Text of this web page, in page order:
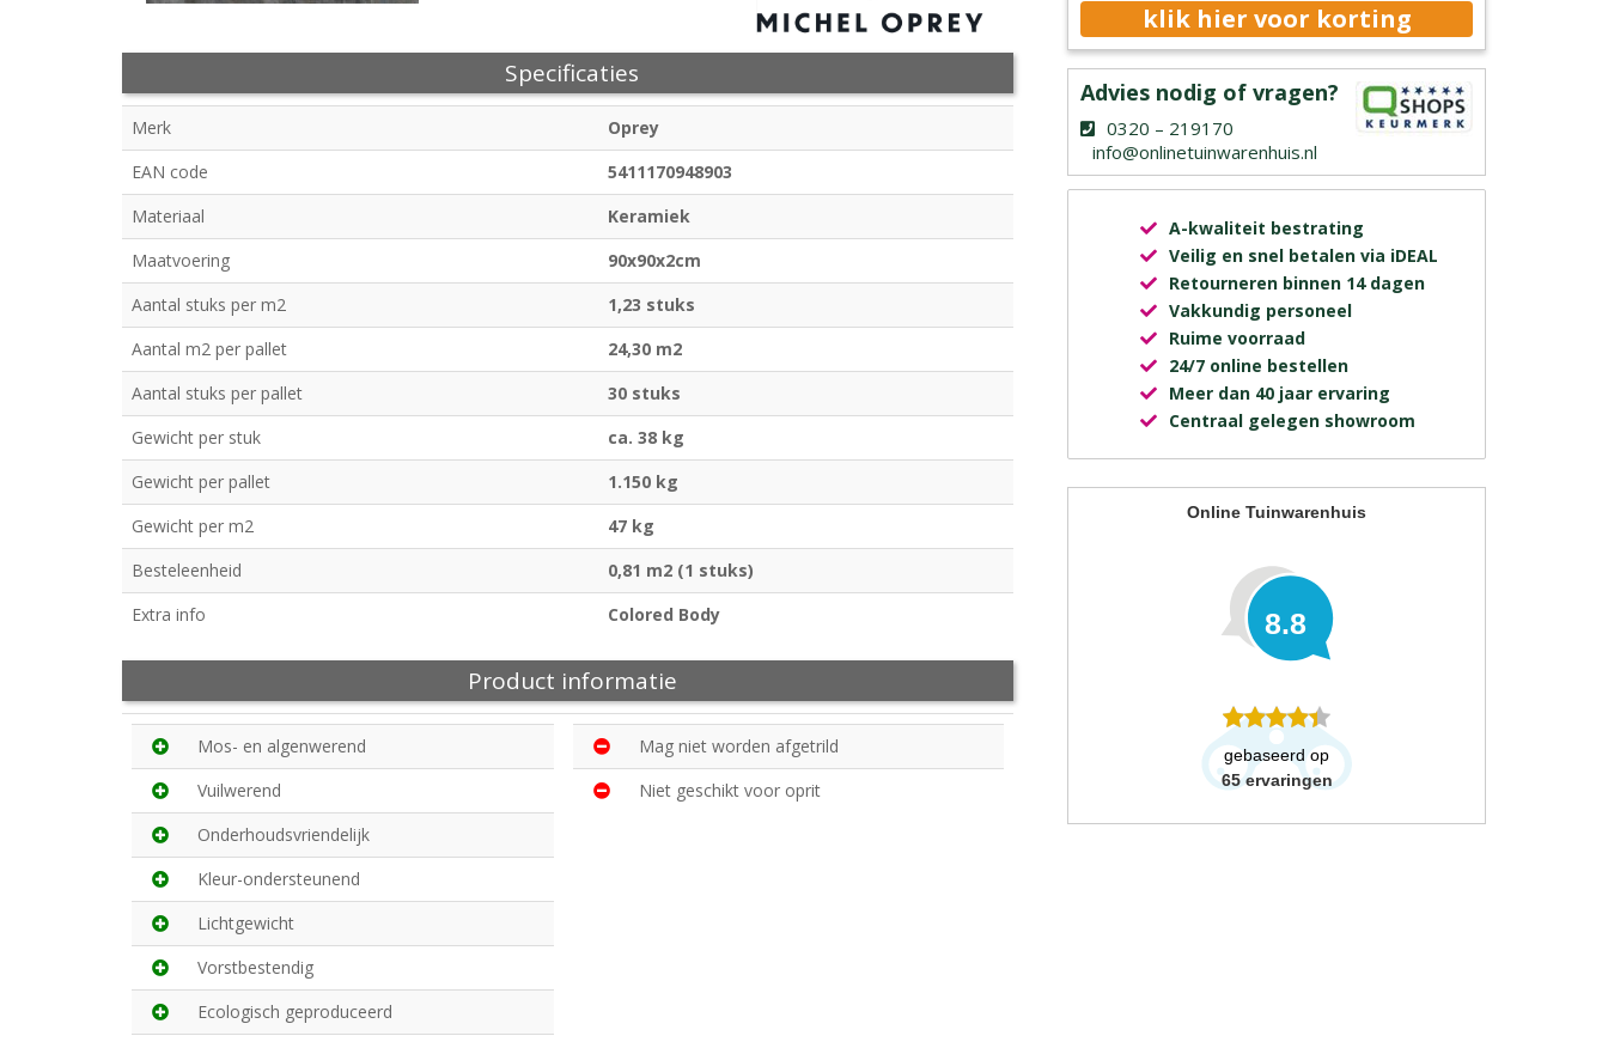
Specificaties
Merk
Oprey
EAN code
5411170948903
Materiaal
Keramiek
Maatvoering
90x90x2cm
Aantal stuks per m2
1,23 stuks
Aantal m2 per pallet
24,30 m2
Aantal stuks per pallet
30 stuks
Gewicht per stuk
ca. 38 kg
Gewicht per pallet
1.150 kg
Gewicht per m2
47 kg
Besteleenheid
0,81 m2 (1 stuks)
Extra info
Colored Body
Product informatie
Mos- en algenwerend
Vuilwerend
Onderhoudsvriendelijk
Kleur-ondersteunend
Lichtgewicht
Vorstbestendig
Ecologisch geproduceerd
Mag niet worden afgetrild
Niet geschikt voor oprit
klik hier voor korting
Advies nodig of vragen?
0320 – 219170
info@onlinetuinwarenhuis.nl
A-kwaliteit bestrating
Veilig en snel betalen via iDEAL
Retourneren binnen 14 dagen
Vakkundig personeel
Ruime voorraad
24/7 online bestellen
Meer dan 40 jaar ervaring
Centraal gelegen showroom
Online Tuinwarenhuis
8.8
gebaseerd op
65 ervaringen